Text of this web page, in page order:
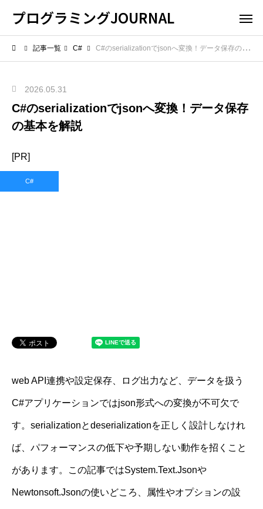
プログラミングJOURNAL
記事一覧 C# C#のserializationでjsonへ変換！データ保存の基本を解説
2026.05.31
C#のserializationでjsonへ変換！データ保存
の基本を解説
[PR]
C#
web API連携や設定保存、ログ出力など、データを扱う
C#アプリケーションではjson形式への変換が不可欠で
す。serializationとdeserializationを正しく設計しなけれ
ば、パフォーマンスの低下や予期しない動作を招くこと
があります。この記事ではSystem.Text.Jsonや
Newtonsoft.Jsonの使いどころ、属性やオプションの設